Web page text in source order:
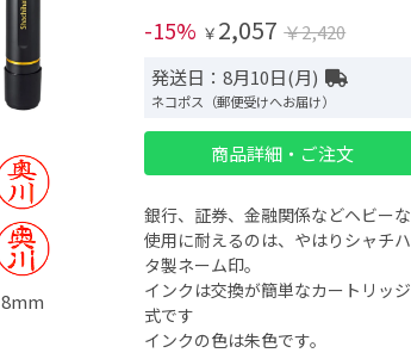
8mm
-15% ￥ 2,057 ￥2,420
発送日：8月10日(月)
ネコポス（郵便受けへお届け）
商品詳細・ご注文
銀行、証券、金融関係などヘビーな
使用に耐えるのは、やはりシャチハ
タ製ネーム印。
インクは交換が簡単なカートリッジ
式です
インクの色は朱色です。